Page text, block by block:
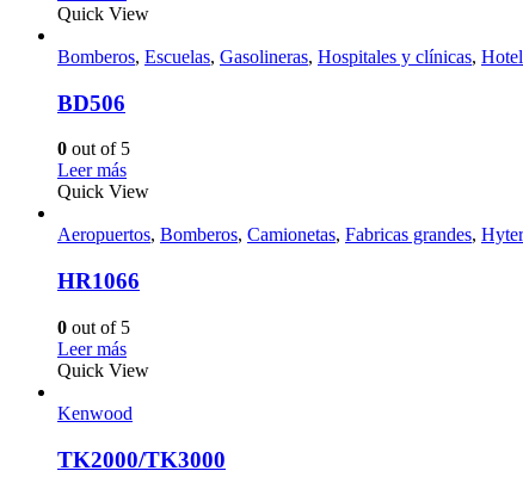
Quick View
Bomberos, Escuelas, Gasolineras, Hospitales y clínicas,
BD506
0 out of 5
Leer más
Quick View
Aeropuertos, Bomberos, Camionetas, Fabricas grandes,
HR1066
0 out of 5
Leer más
Quick View
Kenwood
TK2000/TK3000